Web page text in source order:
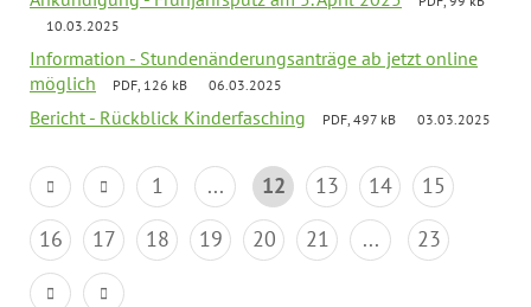
10.03.2025
Information - Stundenänderungsanträge ab jetzt online
möglich
PDF, 126 kB 06.03.2025
Bericht - Rückblick Kinderfasching PDF, 497 kB 03.03.2025
1 ... 12 13 14
15
16
17 18 19 20 21 ... 23